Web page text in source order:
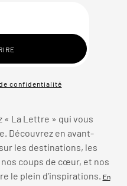
confidentialité
« La Lettre » qui vous
Découvrez en avant-
les destinations, les
coups de cœur, et nos
le plein d’inspirations.
En